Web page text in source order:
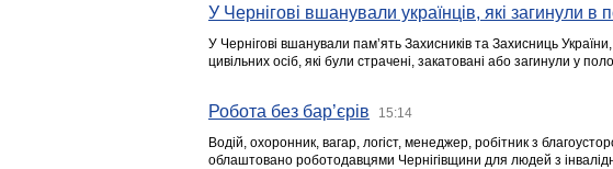
У Чернігові вшанували українців, які загинули в
У Чернігові вшанували пам’ять Захисників та Захисниць
цивільних осіб, які були страчені, закатовані або загинули у
Робота без бар’єрів 15:14
Водій, охоронник, вагар, логіст, менеджер, робітник з
облаштовано роботодавцями Чернігівщини для людей з